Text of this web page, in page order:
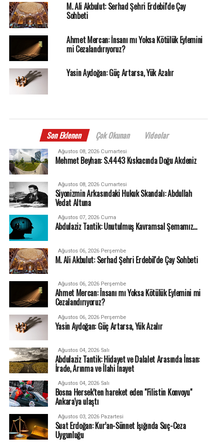
M. Ali Akbulut: Serhad Şehri Erdebil'de Çay
Sohbeti
Ahmet Mercan: İnsanı mı Yoksa Kötülük Eylemini
mi Cezalandırıyoruz?
Yasin Aydoğan: Güç Artarsa, Yük Azalır
Son Eklenen Çok Okunan Videolar
Ağustos 08, 2026 Cumartesi
Mehmet Beyhan: S.4443 Kıskacında Doğu Akdeniz
Ağustos 08, 2026 Cumartesi
Siyonizmin Arkasındaki Hukuk Skandalı: Abdullah
Vedat Altuna
Ağustos 07, 2026 Cuma
Abdulaziz Tantik: Unutulmuş Kavramsal Şemamız…
Ağustos 06, 2026 Perşembe
M. Ali Akbulut: Serhad Şehri Erdebil'de Çay Sohbeti
Ağustos 06, 2026 Perşembe
Ahmet Mercan: İnsanı mı Yoksa Kötülük Eylemini mi
Cezalandırıyoruz?
Ağustos 06, 2026 Perşembe
Yasin Aydoğan: Güç Artarsa, Yük Azalır
Ağustos 04, 2026 Salı
Abdulaziz Tantik: Hidayet ve Dalalet Arasında İnsan:
İrade, Arınma ve İlahi İnayet
Ağustos 04, 2026 Salı
Bosna Hersek'ten hareket eden "Filistin Konvoyu"
Ankara'ya ulaştı
Ağustos 03, 2026 Pazartesi
Suat Erdoğan: Kur’an-Sünnet Işığında Suç-Ceza
Uygunluğu